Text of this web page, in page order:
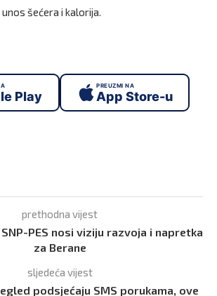
šećera i kalorija.
Play
PREUZMI NA
App Store-u
prethodna vijest
PES nosi viziju razvoja i napretka
za Berane
sljedeća vijest
podsjećaju SMS porukama, ove